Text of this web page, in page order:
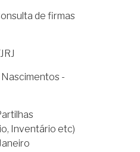
de firmas
-
Inventário etc)